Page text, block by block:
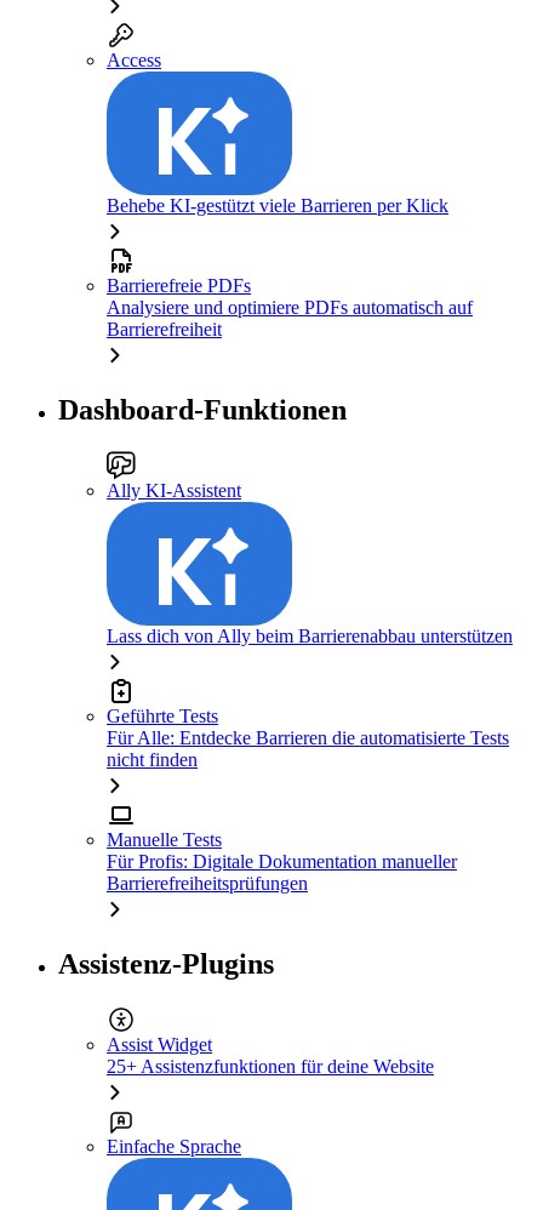
Access
Behebe KI-gestützt viele Barrieren per Klick
Barrierefreie PDFs
Analysiere und optimiere PDFs automatisch auf
Barrierefreiheit
Dashboard-Funktionen
Ally KI-Assistent
Lass dich von Ally beim Barrierenabbau unterstützen
Geführte Tests
Für Alle: Entdecke Barrieren die automatisierte Tests
nicht finden
Manuelle Tests
Für Profis: Digitale Dokumentation manueller
Barrierefreiheitsprüfungen
Assistenz-Plugins
Assist Widget
25+ Assistenzfunktionen für deine Website
Einfache Sprache